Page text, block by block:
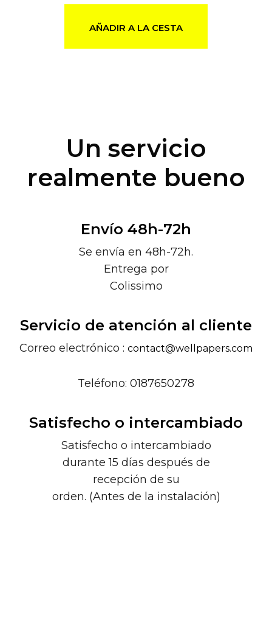
AÑADIR A LA CESTA
Un servicio
realmente bueno
Envío 48h-72h
Se envía en 48h-72h.
Entrega por
Colissimo
Servicio de atención al cliente
Correo electrónico : contact@wellpapers.com
Teléfono: 0187650278
Satisfecho o intercambiado
Satisfecho o intercambiado
durante 15 días después de
recepción de su
orden. (Antes de la instalación)